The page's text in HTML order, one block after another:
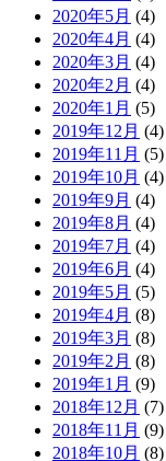
2020年5月 (4)
2020年4月 (4)
2020年3月 (4)
2020年2月 (4)
2020年1月 (5)
2019年12月 (4)
2019年11月 (5)
2019年10月 (4)
2019年9月 (4)
2019年8月 (4)
2019年7月 (4)
2019年6月 (4)
2019年5月 (5)
2019年4月 (8)
2019年3月 (8)
2019年2月 (8)
2019年1月 (9)
2018年12月 (7)
2018年11月 (9)
2018年10月 (8)